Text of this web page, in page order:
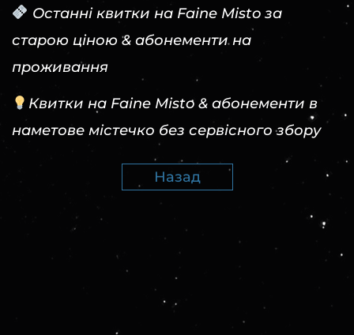
Останні квитки на Faine Misto за
старою ціною & абонементи на
проживання
Квитки на Faine Misto & абонементи в
наметове містечко без сервісного збору
Назад